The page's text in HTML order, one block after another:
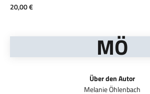
Angebot
20,00 €
MÖ
Über den Autor